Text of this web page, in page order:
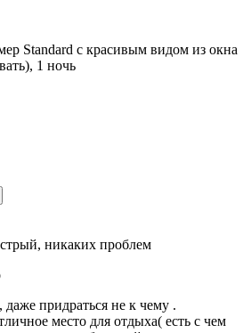
Standard с красивым видом из окна
1 ночь
никаких проблем
даже придраться не к чему .
место для отдыха( есть с чем